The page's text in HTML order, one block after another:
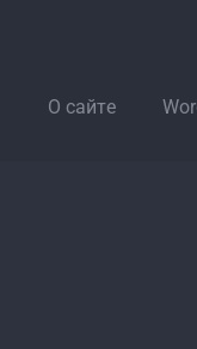
О сайте